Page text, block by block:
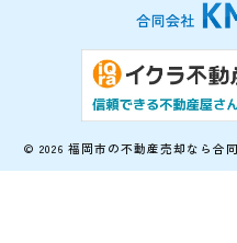
© 2026 福岡市の不動産売却なら合